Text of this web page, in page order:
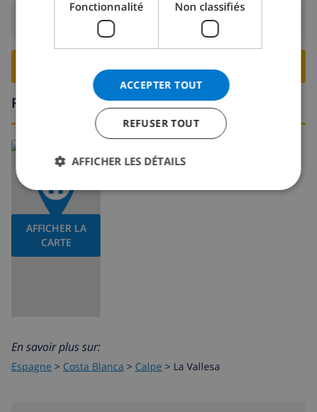
Départ: Avant: 10:00
RESERVER CETTE VILLA ›
Région
AFFICHER LA
CARTE
En savoir plus sur:
Espagne > Costa Blanca > Calpe > La Vallesa
Fonctionnalité Non classifiés
ACCEPTER TOUT
REFUSER TOUT
AFFICHER LES DÉTAILS